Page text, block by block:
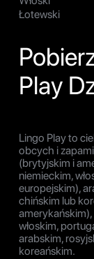
Łotewski
Play
Lingo Play to
obcych i
(brytyjskim i
niemieckim,
europejskim),
chińskim lub
włoskim,
arabskim,
koreańskim.